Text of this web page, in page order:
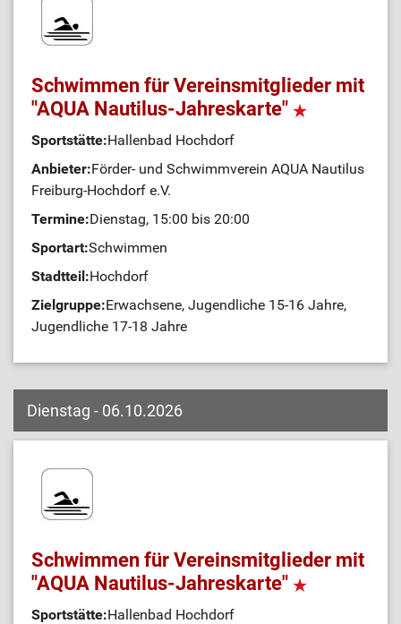
Schwimmen für Vereinsmitglieder mit
"AQUA Nautilus-Jahreskarte"
Sportstätte:Hallenbad Hochdorf
Anbieter:Förder- und Schwimmverein AQUA Nautilus
Freiburg-Hochdorf e.V.
Termine:Dienstag, 15:00 bis 20:00
Sportart:Schwimmen
Stadtteil:Hochdorf
Zielgruppe:Erwachsene, Jugendliche 15-16 Jahre,
Jugendliche 17-18 Jahre
Dienstag - 06.10.2026
Schwimmen für Vereinsmitglieder mit
"AQUA Nautilus-Jahreskarte"
Sportstätte:Hallenbad Hochdorf